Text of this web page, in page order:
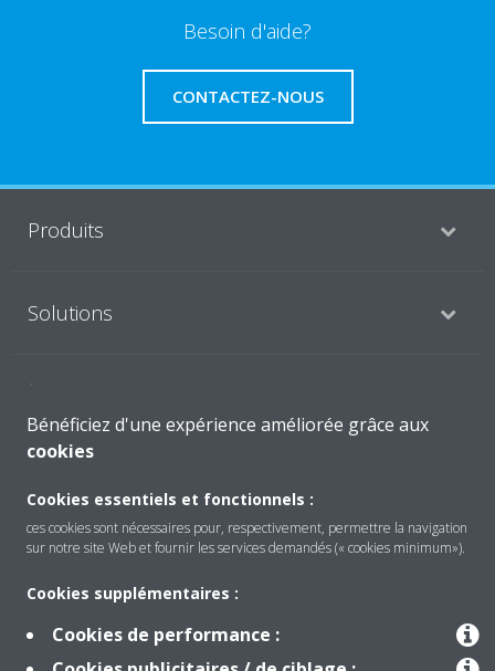
Besoin d'aide?
CONTACTEZ-NOUS
Produits
Solutions
Mentions légales
Avis relatif aux cookies
Politique de confidentialité des données
éthique de l'entreprise
Bénéficiez d'une expérience améliorée grâce aux
cookies
Cookies essentiels et fonctionnels :
ces cookies sont nécessaires pour, respectivement, permettre la navigation
sur notre site Web et fournir les services demandés (« cookies minimum»).
Cookies supplémentaires :
Cookies de performance :